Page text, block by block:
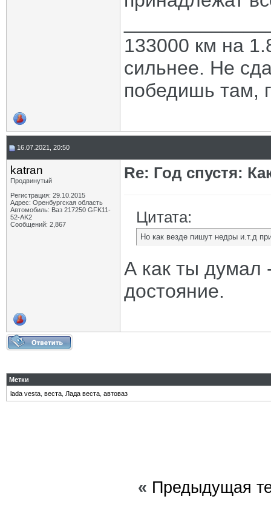
133000 км на
сильнее. Не
победишь там,
16.07.2021, 20:50
katran
Продвинутый
Регистрация: 29.10.2015
Адрес: Оренбургская область
Автомобиль: Ваз 217250 GFK11-
52-AK2
Сообщений: 2,867
Re: Год спустя:
Цитата:
Но как везде пишут недры и.т.д
А как ты думал
достояние.
Метки
lada vesta веста Лада веста автоваз
« Предыдущая